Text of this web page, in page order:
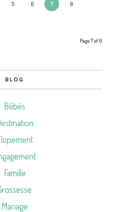
5 6 7 8
Page 7 of 9
BLOG
Bébés
Famille
Mariage